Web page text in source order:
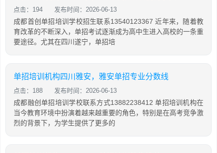
点击：194 发布时间：2026-06-13
成都首创单招培训学校招生联系13540123367 近年来，随着教
育改革的不断深入，单招考试逐渐成为高中生进入高校的一条重
要途径。尤其在四川遂宁，单招培
单招培训机构四川雅安，雅安单招专业分数线
点击：188 发布时间：2026-06-13
成都融创单招培训学校联系方式13882238412 单招培训机构在
当今教育环境中扮演着越来越重要的角色，特别是在高考竞争激
烈的背景下，为学生提供了更多的